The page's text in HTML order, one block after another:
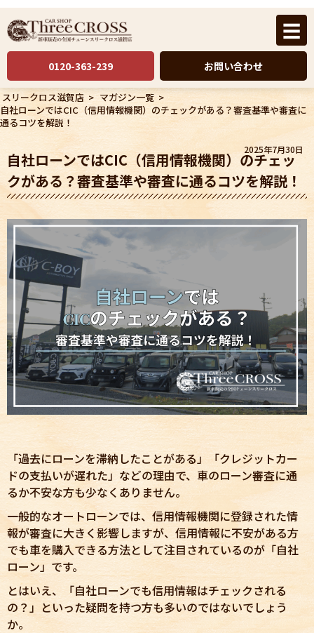
☰
0120-363-239 お問い合わせ
スリークロス滋賀店 > マガジン一覧 >
自社ローンではCIC（信用情報機関）のチェックがある？審査基準や審査に
通るコツを解説！
2025年7月30日
自社ローンではCIC（信用情報機関）のチェッ
クがある？審査基準や審査に通るコツを解説！
「過去にローンを滞納したことがある」「クレジットカー
ドの支払いが遅れた」などの理由で、車のローン審査に通
るか不安な方も少なくありません。
一般的なオートローンでは、信用情報機関に登録された情
報が審査に大きく影響しますが、信用情報に不安がある方
でも車を購入できる方法として注目されているのが「自社
ローン」です。
とはいえ、「自社ローンでも信用情報はチェックされる
の？」といった疑問を持つ方も多いのではないでしょう
か。